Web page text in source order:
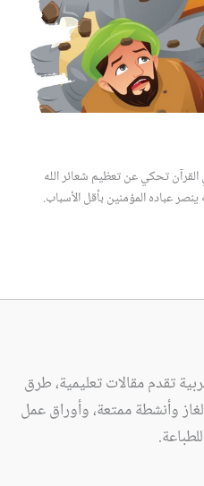
تحكي عن تعظيم شعائر الله
عباده المؤمنين بأقل الأسباب.
تقدم مقالات تعليمية، طرق
وأنشطة ممتعة، وأوراق عمل